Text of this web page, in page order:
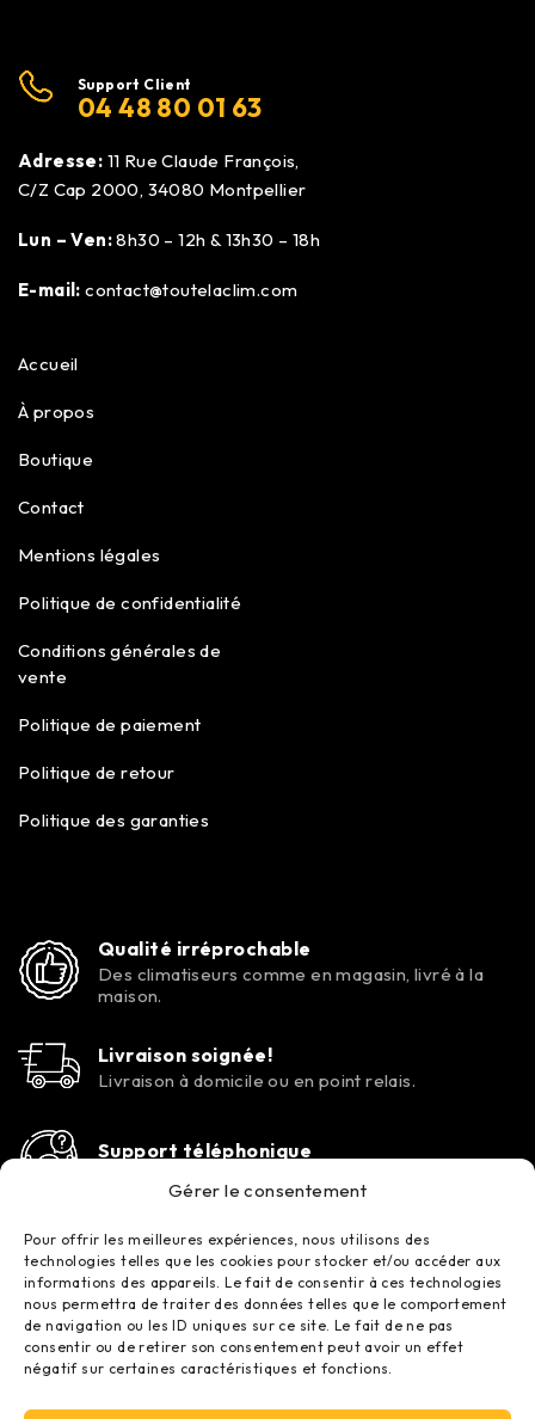
Gérer le consentement
Pour offrir les meilleures expériences, nous utilisons des
technologies telles que les cookies pour stocker et/ou accéder aux
informations des appareils. Le fait de consentir à ces technologies
nous permettra de traiter des données telles que le comportement
de navigation ou les ID uniques sur ce site. Le fait de ne pas
consentir ou de retirer son consentement peut avoir un effet
négatif sur certaines caractéristiques et fonctions.
Support Client
04 48 80 01 63
Adresse: 11 Rue Claude François,
C/Z Cap 2000, 34080 Montpellier
Lun – Ven:8h30 – 12h & 13h30 – 18h
E-mail: contact@toutelaclim.com
Accueil
À propos
Boutique
Contact
Mentions légales
Politique de confidentialité
Conditions générales de
vente
Politique de paiement
Politique de retour
Politique des garanties
Qualité irréprochable
Des climatiseurs comme en magasin, livré à la
maison.
Livraison soignée!
Livraison à domicile ou en point relais.
Support téléphonique